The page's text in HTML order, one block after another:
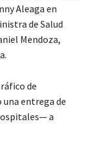
Aleaga en
de Salud
Mendoza,
de
una entrega de
a